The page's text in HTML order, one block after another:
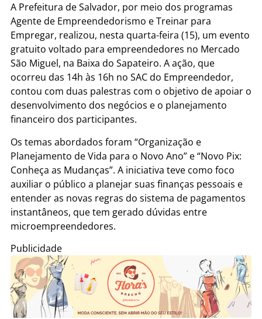
A Prefeitura de Salvador, por meio dos programas
Agente de Empreendedorismo e Treinar para
Empregar, realizou, nesta quarta-feira (15), um evento
gratuito voltado para empreendedores no Mercado
São Miguel, na Baixa do Sapateiro. A ação, que
ocorreu das 14h às 16h no SAC do Empreendedor,
contou com duas palestras com o objetivo de apoiar o
desenvolvimento dos negócios e o planejamento
financeiro dos participantes.
Os temas abordados foram “Organização e
Planejamento de Vida para o Novo Ano” e “Novo Pix:
Conheça as Mudanças”. A iniciativa teve como foco
auxiliar o público a planejar suas finanças pessoais e
entender as novas regras do sistema de pagamentos
instantâneos, que tem gerado dúvidas entre
microempreendedores.
Publicidade